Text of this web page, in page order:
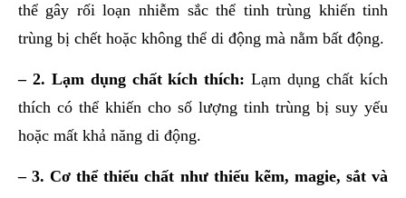
thể gây rối loạn nhiễm sắc thể tinh trùng khiến tinh
trùng bị chết hoặc không thể di động mà nằm bất động.
– 2. Lạm dụng chất kích thích: Lạm dụng chất kích
thích có thể khiến cho số lượng tinh trùng bị suy yếu
hoặc mất khả năng di động.
– 3. Cơ thể thiếu chất như thiếu kẽm, magie, sắt và